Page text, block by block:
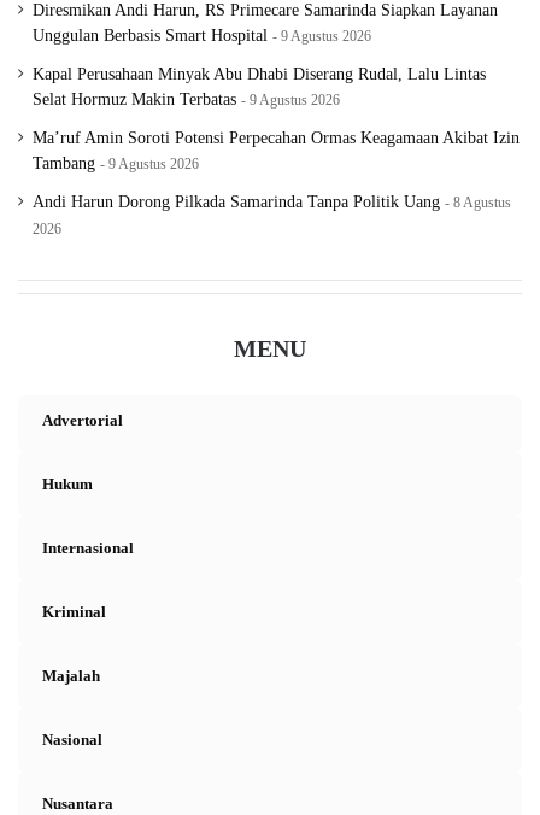
Diresmikan Andi Harun, RS Primecare Samarinda Siapkan Layanan
Unggulan Berbasis Smart Hospital
9 Agustus 2026
Kapal Perusahaan Minyak Abu Dhabi Diserang Rudal, Lalu Lintas
Selat Hormuz Makin Terbatas
9 Agustus 2026
Ma’ruf Amin Soroti Potensi Perpecahan Ormas Keagamaan Akibat Izin
Tambang
9 Agustus 2026
Andi Harun Dorong Pilkada Samarinda Tanpa Politik Uang
8 Agustus
2026
MENU
Advertorial
Hukum
Internasional
Kriminal
Majalah
Nasional
Nusantara